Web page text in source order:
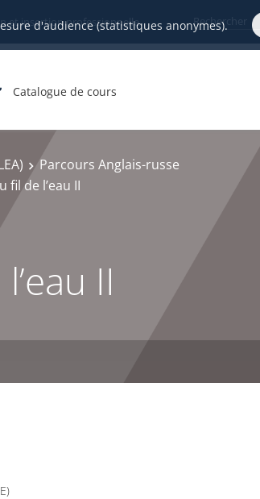
d'audience (statistiques anonymes).
et insertion professionnelle
Catalogue de cours
Parcours Anglais-russe
fil de l’eau II
II